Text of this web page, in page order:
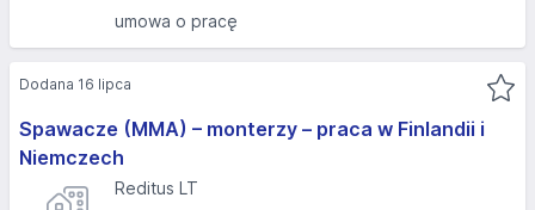
umowa o pracę
Spawacze (MMA) – monterzy – praca w Finlandii i
Niemczech
Reditus LT
Dodana 16 lipca